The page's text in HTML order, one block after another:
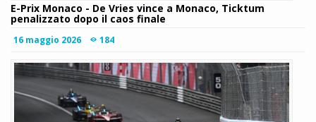
E-Prix Monaco - De Vries vince a Monaco, Ticktum
penalizzato dopo il caos finale
16 maggio 2026 184